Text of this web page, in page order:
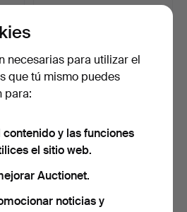
"Dora", de la serie "…
necesarias para utilizar el
que tú mismo puedes
para:
contenido y las funciones
el sitio web.
Auctionet.
noticias y